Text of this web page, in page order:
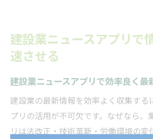
建設業ニュースアプリで
速させる
建設業ニュースアプリで効率良く最
建設業の最新情報を効率よく収集する
プリの活用が不可欠です。なぜなら、
リは法改正・技術革新・労働環境の変